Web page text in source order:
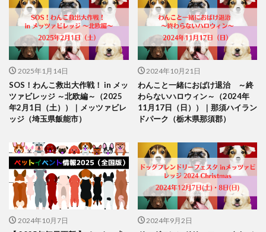
2025年1月14日
SOS！わんこ救出大作戦！ in メッ
ツァビレッジ ～北欧編～（2025
年2月1日（土））｜メッツァビレ
ッジ（埼玉県飯能市）
2024年10月21日
わんこと一緒におばけ退治 ～終
わらないハロウィン～（2024年
11月17日（日））｜那須ハイラン
ドパーク（栃木県那須郡）
2024年10月7日 2024年9月2日